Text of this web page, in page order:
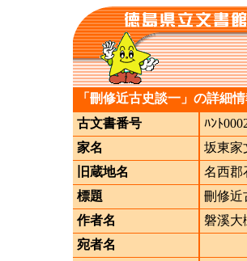
「刪修近古史談一」の詳細
古文書番号
ﾊﾝﾄ
家名
坂東家
旧蔵地名
名西郡
標題
刪修近
作者名
磐溪大
宛者名